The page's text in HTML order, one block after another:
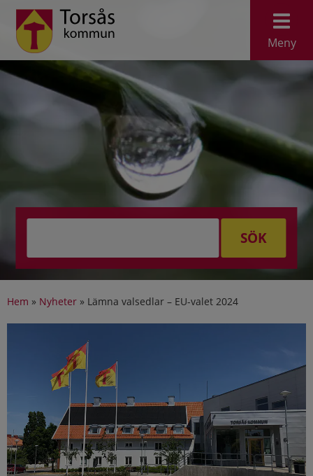
Meny
SÖK
Hem » Nyheter » Lämna valsedlar – EU-valet 2024